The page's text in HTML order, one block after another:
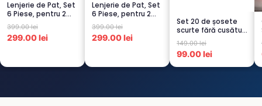
Lenjerie de Pat, Set
6 Piese, pentru 2
persoana, GRI -1...
399.00 lei
299.00 lei
Lenjerie de Pat, Set
6 Piese, pentru 2
persoana, CREM-
4...
399.00 lei
299.00 lei
Set 20 de șosete
scurte fără cusături
pentru femei – 5...
149.00 lei
99.00 lei